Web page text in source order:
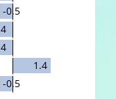
-0.5
1.4
-0.5